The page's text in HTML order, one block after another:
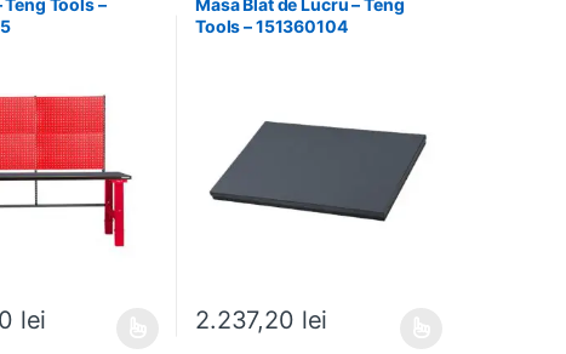
alese în pagina produsului.
lei
are mai multe variații. Opțiunile pot fi alese în pagina produsului.
Tools – 151360104
2.237,20 lei
Acest produs are mai multe variații. Opțiunile